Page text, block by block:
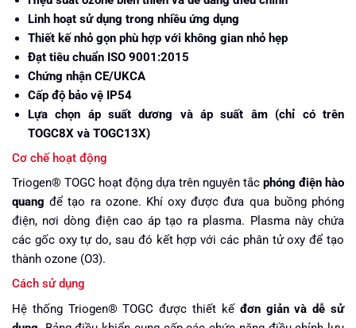
Linh hoạt sử dụng trong nhiều ứng dụng
Thiết kế nhỏ gọn phù hợp với không gian nhỏ hẹp
Đạt tiêu chuẩn ISO 9001:2015
Chứng nhận CE/UKCA
Cấp độ bảo vệ IP54
Lựa chọn áp suất dương và áp suất âm (chỉ có trên
TOGC8X và TOGC13X)
Cơ chế hoạt động
Triogen® TOGC hoạt động dựa trên nguyên tắc phóng điện hào
quang để tạo ra ozone. Khí oxy được đưa qua buồng phóng
điện, nơi dòng điện cao áp tạo ra plasma. Plasma này chứa
các gốc oxy tự do, sau đó kết hợp với các phân tử oxy để tạo
thành ozone (O3).
Cách sử dụng
Hệ thống Triogen® TOGC được thiết kế đơn giản và dễ sử